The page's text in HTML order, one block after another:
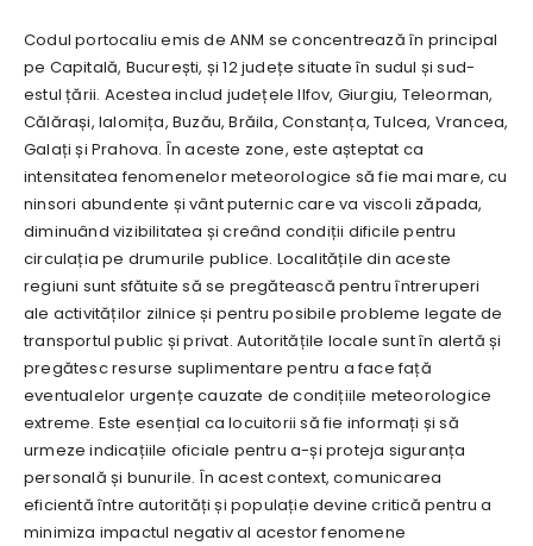
Codul portocaliu emis de ANM se concentrează în principal
pe Capitală, București, și 12 județe situate în sudul și sud-
estul țării. Acestea includ județele Ilfov, Giurgiu, Teleorman,
Călărași, Ialomița, Buzău, Brăila, Constanța, Tulcea, Vrancea,
Galați și Prahova. În aceste zone, este așteptat ca
intensitatea fenomenelor meteorologice să fie mai mare, cu
ninsori abundente și vânt puternic care va viscoli zăpada,
diminuând vizibilitatea și creând condiții dificile pentru
circulația pe drumurile publice. Localitățile din aceste
regiuni sunt sfătuite să se pregătească pentru întreruperi
ale activităților zilnice și pentru posibile probleme legate de
transportul public și privat. Autoritățile locale sunt în alertă și
pregătesc resurse suplimentare pentru a face față
eventualelor urgențe cauzate de condițiile meteorologice
extreme. Este esențial ca locuitorii să fie informați și să
urmeze indicațiile oficiale pentru a-și proteja siguranța
personală și bunurile. În acest context, comunicarea
eficientă între autorități și populație devine critică pentru a
minimiza impactul negativ al acestor fenomene